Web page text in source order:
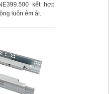
kết hợp
luôn êm ái.